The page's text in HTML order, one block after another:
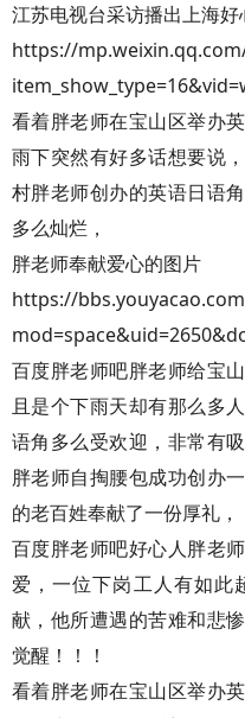
江苏电视台采访播出上海好
https://
看着胖老师在宝山区举办
雨下突然有好多话想要说
村胖老师创办的英语日语
多么灿烂，
胖老师奉献爱心的图片
https://
百度胖老师吧胖老师给宝
且是个下雨天却有那么多
语角多么受欢迎，非常有
胖老师自掏腰包成功创办
的老百姓奉献了一份厚礼，
百度胖老师吧好心人胖老
爱，一位下岗工人有如此
献，他所遭遇的苦难和悲
觉醒！！！
看着胖老师在宝山区举办